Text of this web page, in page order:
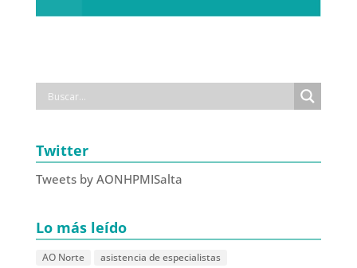
Twitter
Tweets by AONHPMISalta
Lo más leído
AO Norte asistencia de especialistas